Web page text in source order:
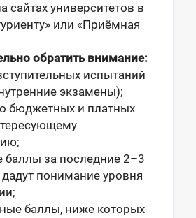
сайтах университетов в
или «Приёмная
обратить внимание:
испытаний
экзамены);
бюджетных и платных
баллы за последние 2–3
понимание уровня
баллы, ниже которых